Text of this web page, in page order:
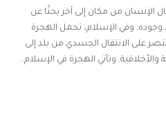
الإنسان من مكان إلى آخر بحثًا عن
وفي الإسلام، تحمل الهجرة
على الانتقال الجسدي من بلد إلى
وتأتي الهجرة في الإسلام...